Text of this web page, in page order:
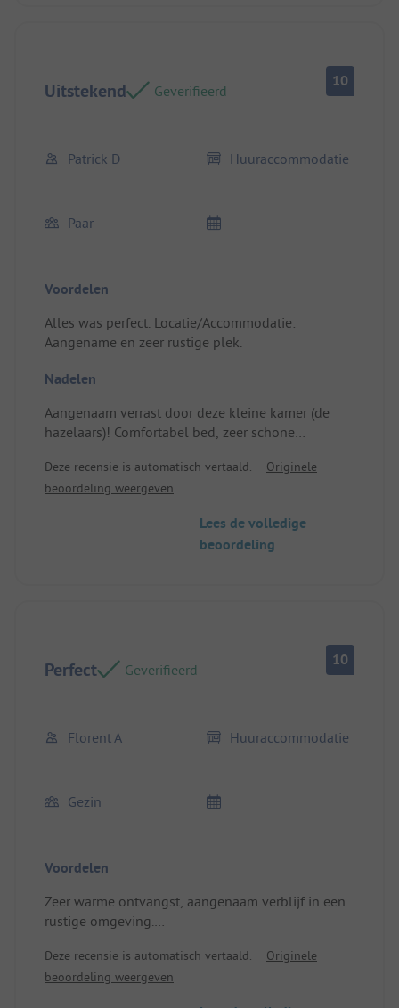
Uitstekend Geverifieerd
10
Patrick D Huuraccommodatie
Paar
Voordelen
Alles was perfect. Locatie/Accommodatie:
Aangename en zeer rustige plek.
Nadelen
Aangenaam verrast door deze kleine kamer (de
hazelaars)! Comfortabel bed, zeer schone
ontvangst, bedankt Cécile voor je vriendelijkheid
en het toestaan om onze sleutels buiten je
Locatie/Accommodatie: Parking kan misschien wat
Deze recensie is automatisch vertaald.
Originele
beoordeling weergeven
Lees de volledige
beoordeling
Perfect Geverifieerd
10
Florent A Huuraccommodatie
Gezin
Voordelen
Zeer warme ontvangst, aangenaam verblijf in een
rustige omgeving.
Suggesties voor ontdekkingen in de regio.
Locatie/Huisvesting: We waren met 2 volwassenen
Deze recensie is automatisch vertaald.
Originele
beoordeling weergeven